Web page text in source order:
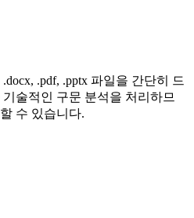
.pdf, .pptx 파일을 간단히 드
술적인 구문 분석을 처리하므
수 있습니다.